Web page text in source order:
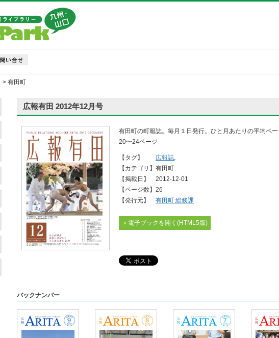
> 有田町
広報有田 2012年12月号
有田町の町報誌。毎月１日発行。ひと月あたりの平均ペ
20〜24ページ
【タグ】 広報誌,
【カテゴリ】 有田町
【掲載日】
2012-12-01
【ページ数】 26
【発行元】
有田町 総務課
＞電子ブックを開く(HTML5版)
バックナンバー